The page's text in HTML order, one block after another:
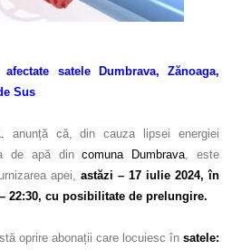
satele Dumbrava, Zănoaga,
Sus
anunță că, din cauza lipsei energiei
de apă dincomuna Dumbrava, este
apei, astăzi – 17 iulie 2024, în
22:30, cu posibilitate de prelungire.
oprire abonații care locuiesc în satele: